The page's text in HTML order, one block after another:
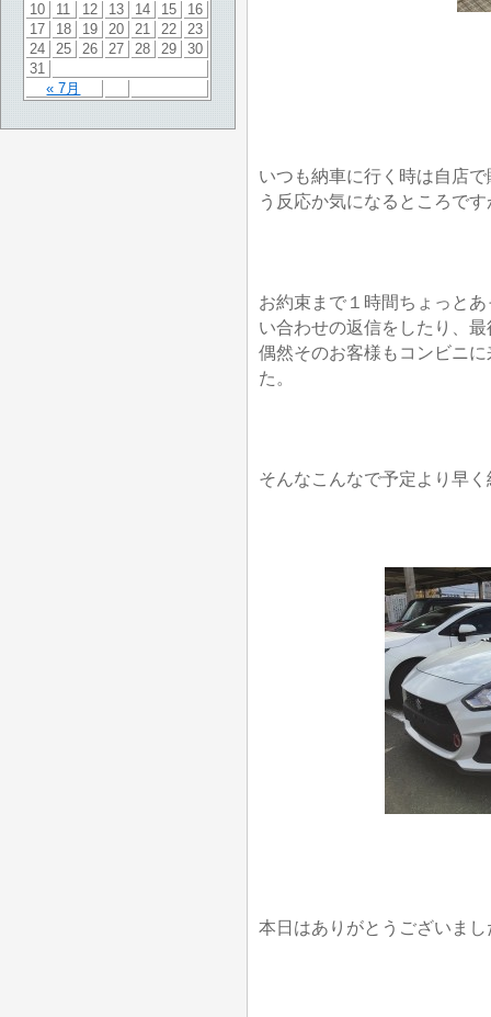
« 7月
10
11 12 13 14 15
16
17
18 19 20 21 22
23
24
25 26 27 28 29
30
31
いつも納車に行く時は自店
う反応か気になるところで
お約束まで１時間ちょっと
い合わせの返信をしたり、
偶然そのお客様もコンビニ
た。
そんなこんなで予定より早
本日はありがとうございまし